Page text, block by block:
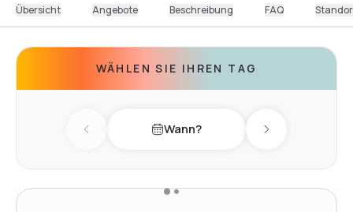
Übersicht Angebote Beschreibung FAQ
WÄHLEN SIE IHREN TAG
Previous day Wann? Next day